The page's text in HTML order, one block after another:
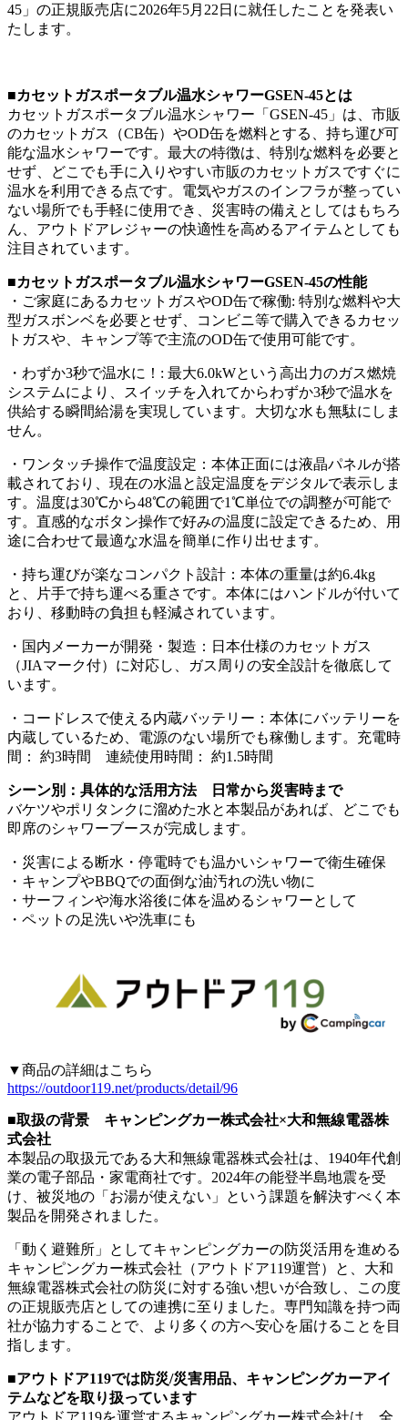
45」の正規販売店に2026年5月22日に就任したことを発表い
たします。
■カセットガスポータブル温水シャワーGSEN-45とは
カセットガスポータブル温水シャワー「GSEN-45」は、市販
のカセットガス（CB缶）やOD缶を燃料とする、持ち運び可
能な温水シャワーです。最大の特徴は、特別な燃料を必要と
せず、どこでも手に入りやすい市販のカセットガスですぐに
温水を利用できる点です。電気やガスのインフラが整ってい
ない場所でも手軽に使用でき、災害時の備えとしてはもちろ
ん、アウトドアレジャーの快適性を高めるアイテムとしても
注目されています。
■カセットガスポータブル温水シャワーGSEN-45の性能
・ご家庭にあるカセットガスやOD缶で稼働: 特別な燃料や大
型ガスボンベを必要とせず、コンビニ等で購入できるカセッ
トガスや、キャンプ等で主流のOD缶で使用可能です。
・わずか3秒で温水に！: 最大6.0kWという高出力のガス燃焼
システムにより、スイッチを入れてからわずか3秒で温水を
供給する瞬間給湯を実現しています。大切な水も無駄にしま
せん。
・ワンタッチ操作で温度設定：本体正面には液晶パネルが搭
載されており、現在の水温と設定温度をデジタルで表示しま
す。温度は30℃から48℃の範囲で1℃単位での調整が可能で
す。直感的なボタン操作で好みの温度に設定できるため、用
途に合わせて最適な水温を簡単に作り出せます。
・持ち運びが楽なコンパクト設計：本体の重量は約6.4kg
と、片手で持ち運べる重さです。本体にはハンドルが付いて
おり、移動時の負担も軽減されています。
・国内メーカーが開発・製造：日本仕様のカセットガス
（JIAマーク付）に対応し、ガス周りの安全設計を徹底して
います。
・コードレスで使える内蔵バッテリー：本体にバッテリーを
内蔵しているため、電源のない場所でも稼働します。充電時
間： 約3時間 連続使用時間： 約1.5時間
シーン別：具体的な活用方法 日常から災害時まで
バケツやポリタンクに溜めた水と本製品があれば、どこでも
即席のシャワーブースが完成します。
・災害による断水・停電時でも温かいシャワーで衛生確保
・キャンプやBBQでの面倒な油汚れの洗い物に
・サーフィンや海水浴後に体を温めるシャワーとして
・ペットの足洗いや洗車にも
▼商品の詳細はこちら
https://outdoor119.net/products/detail/96
■取扱の背景 キャンピングカー株式会社×大和無線電器株
式会社
本製品の取扱元である大和無線電器株式会社は、1940年代創
業の電子部品・家電商社です。2024年の能登半島地震を受
け、被災地の「お湯が使えない」という課題を解決すべく本
製品を開発されました。
「動く避難所」としてキャンピングカーの防災活用を進める
キャンピングカー株式会社（アウトドア119運営）と、大和
無線電器株式会社の防災に対する強い想いが合致し、この度
の正規販売店としての連携に至りました。専門知識を持つ両
社が協力することで、より多くの方へ安心を届けることを目
指します。
■アウトドア119では防災/災害用品、キャンピングカーアイ
テムなどを取り扱っています